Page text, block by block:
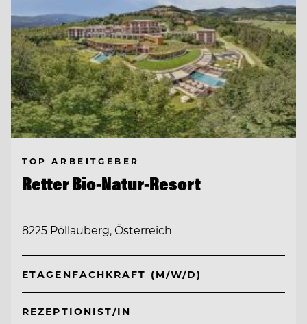
TOP ARBEITGEBER
Retter Bio-Natur-Resort
8225 Pöllauberg, Österreich
ETAGENFACHKRAFT (M/W/D)
REZEPTIONIST/IN